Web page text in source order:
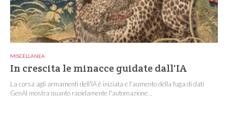
MISCELLANEA
In crescita le minacce guidate dall'IA
La corsa agli armamenti dell'IA è iniziata e l'aumento della fuga di dati
GenAI mostra quanto rapidamente l'automazione...